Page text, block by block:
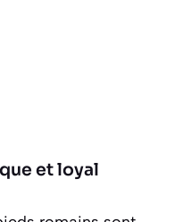
et loyal